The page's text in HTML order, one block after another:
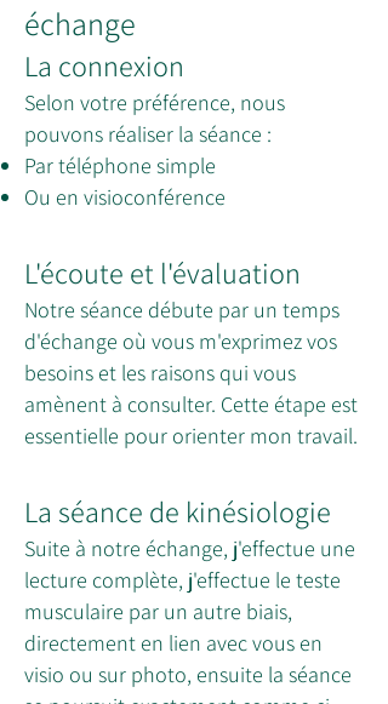
échange
La connexion
Selon votre préférence, nous
pouvons réaliser la séance :
Par téléphone simple
Ou en visioconférence
L'écoute et l'évaluation
Notre séance débute par un temps
d'échange où vous m'exprimez vos
besoins et les raisons qui vous
amènent à consulter. Cette étape est
essentielle pour orienter mon travail.
La séance de kinésiologie
Suite à notre échange, j'effectue une
lecture complète, j'effectue le teste
musculaire par un autre biais,
directement en lien avec vous en
visio ou sur photo, ensuite la séance